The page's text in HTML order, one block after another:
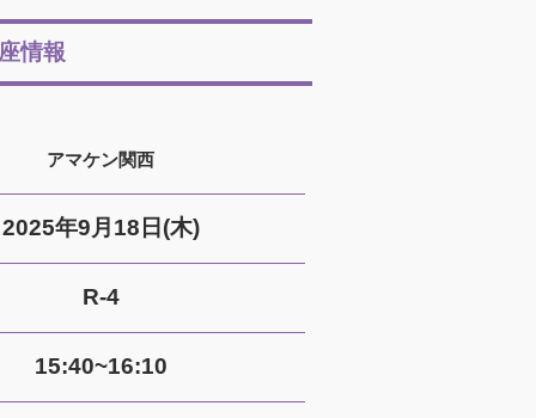
情報
アマケン関西
2025年9月18日(木)
R-4
15:40~16:10